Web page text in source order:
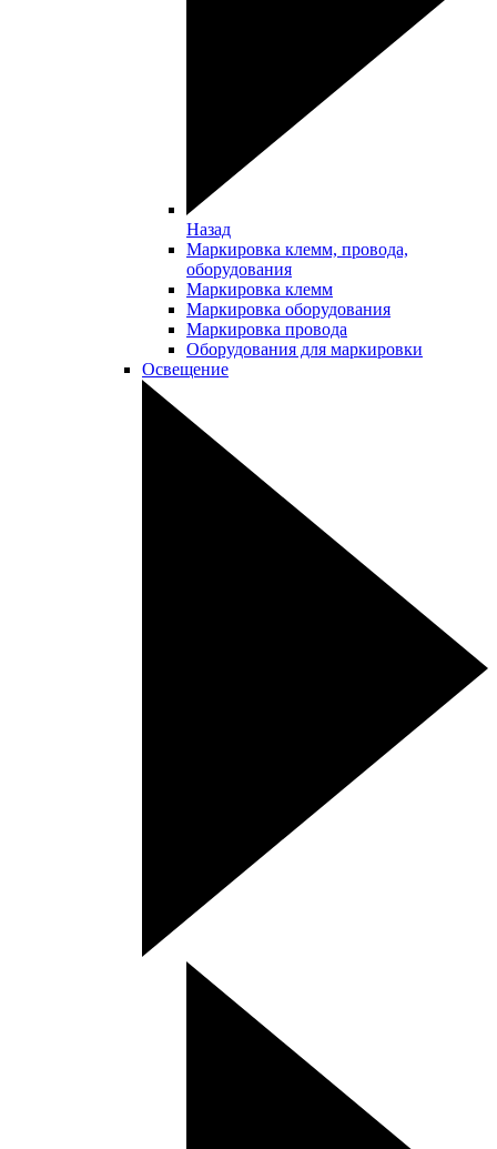
Назад
Маркировка клемм, провода,
оборудования
Маркировка клемм
Маркировка оборудования
Маркировка провода
Оборудования для маркировки
Освещение